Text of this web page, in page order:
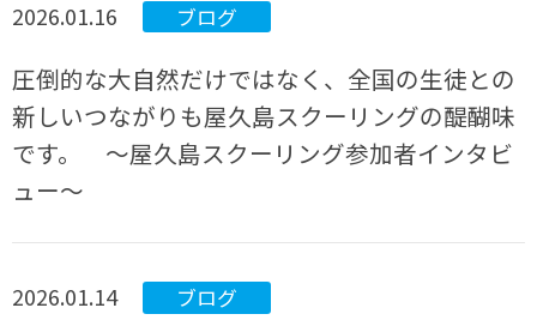
2026.01.16 ブログ
圧倒的な大自然だけではなく、全国の生徒との
新しいつながりも屋久島スクーリングの醍醐味
です。 ～屋久島スクーリング参加者インタビ
ュー～
2026.01.14 ブログ